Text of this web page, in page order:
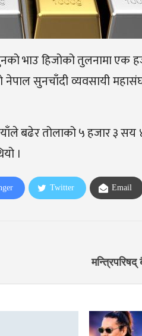
भाउ हिजोको तुलनामा एक
सुनचाँदी व्यवसायी
बढेर तोलाको ५ हजार ३ सय
।
Twitter Email